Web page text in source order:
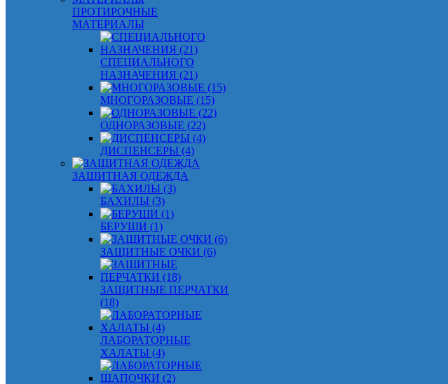
ПРОТИРОЧНЫЕ
МАТЕРИАЛЫ
СПЕЦИАЛЬНОГО
НАЗНАЧЕНИЯ (21)
МНОГОРАЗОВЫЕ (15)
ОДНОРАЗОВЫЕ (22)
ДИСПЕНСЕРЫ (4)
ЗАЩИТНАЯ ОДЕЖДА
БАХИЛЫ (3)
БЕРУШИ (1)
ЗАЩИТНЫЕ ОЧКИ (6)
ЗАЩИТНЫЕ ПЕРЧАТКИ
(18)
ЛАБОРАТОРНЫЕ
ХАЛАТЫ (4)